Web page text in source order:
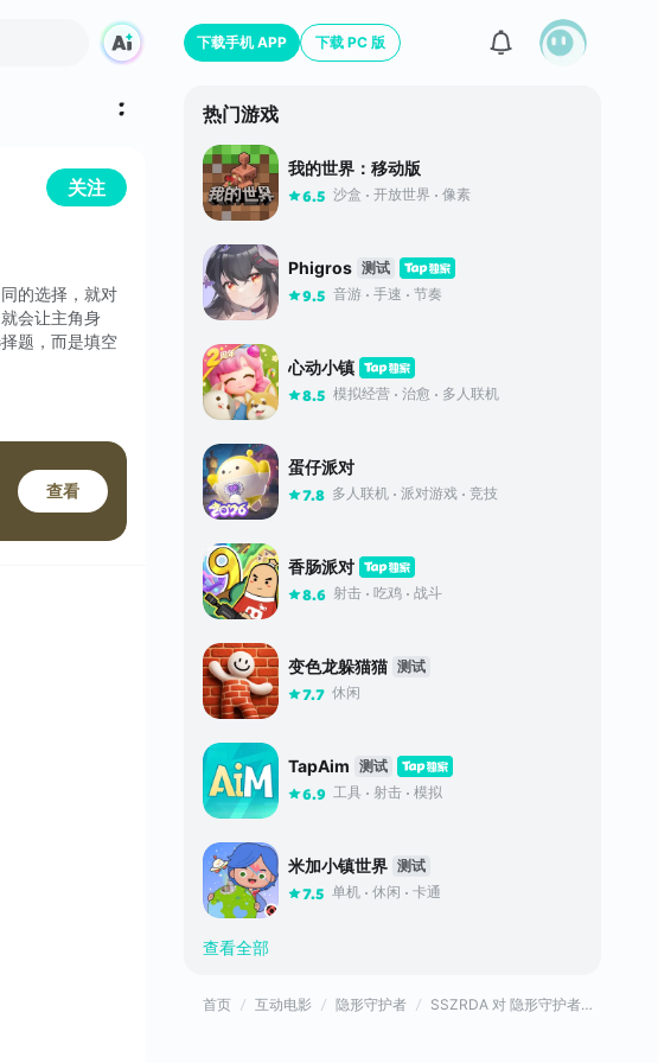
关注
的选择，就对
会让主角身
题，而是填空
查看
下载手机 APP 下载 PC 版
热门游戏
我的世界：移动版
6.5 沙盒 开放世界 像素
Phigros 测试
9.5 音游 手速 节奏
心动小镇
8.5 模拟经营 治愈 多人联机
蛋仔派对
7.8 多人联机 派对游戏 竞技
香肠派对
8.6 射击 吃鸡 战斗
变色龙躲猫猫 测试
7.7 休闲
TapAim 测试
6.9 工具 射击 模拟
米加小镇世界 测试
7.5 单机 休闲 卡通
查看全部
首页 互动电影 隐形守护者 SSZRDA 对 隐形守护者的评价